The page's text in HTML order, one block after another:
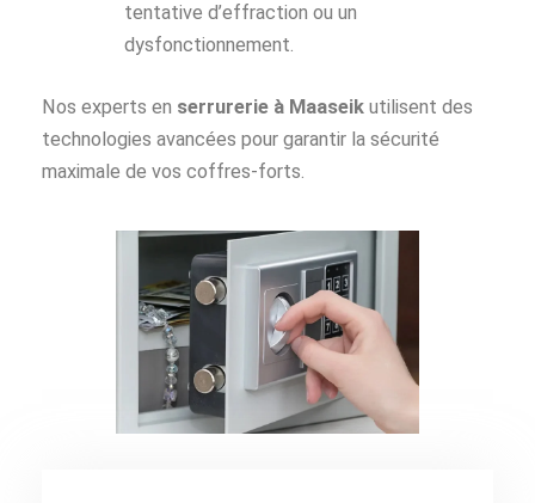
tentative d’effraction ou un
dysfonctionnement.
Nos experts en serrurerie à Maaseik utilisent des
technologies avancées pour garantir la sécurité
maximale de vos coffres-forts.